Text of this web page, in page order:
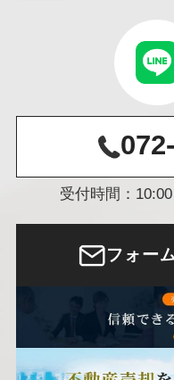
受付時間：
フォー